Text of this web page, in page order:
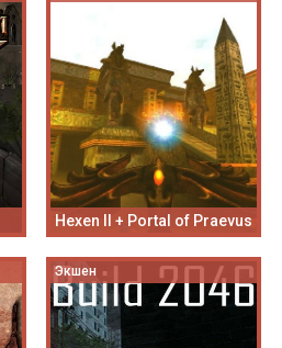
Hexen II + Portal of Praevus
Экшен